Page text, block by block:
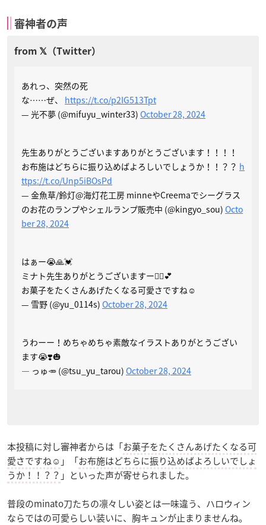
審神者の声
あれっ、突然の死
な……ぜ、 https://t.co/p2IG513Tpt
— 光不夢 (@mifuyu_winter33) October 28, 2024
先生ありがとうございますありがとうございます！！！！
お布施はどちらに振り込めばよろしいでしょうか！！？？ h
ttps://t.co/Unp5iBOsPd
— 金魚草/鈴灯@海灯花工房 minneやCreemaでシーグラス
のお花のランプやシェルランプ販売中 (@kingyo_sou) Octo
ber 28, 2024
はぁー😭🙏💓
ミナト先生ありがとうございますー🙇‍♀️💕
お菓子をたくさんあげたくなる可愛さですね☺️
— 雪野 (@yu_0114s) October 28, 2024
うわーー！めちゃめちゃ素敵なイラストありがとうござい
ます😭❣️🎃
— っゅ🥕 (@tsu_yu_tarou) October 28, 2024
本投稿に対し審神者からは「お菓子をたくさんあげたくなる可
愛さですね☺️ 」「お布施はどちらに振り込めばよろしいでしょ
うか！！？？ 」といった声が寄せられました。
普段のminato刀たちの凛々しい姿とは一味違う、ハロウィン
ならではの可愛らしい装いに、胸キュンが止まりませんね。